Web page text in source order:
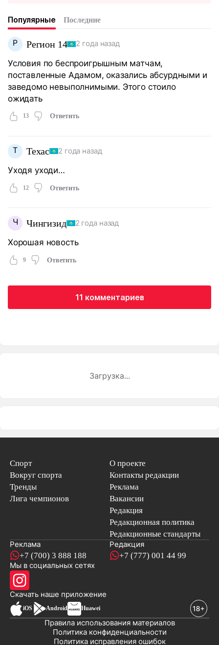
Популярные Последние
Р Регион 14 2 года назад
Условия по беспроигрышным матчам,
поставленные Адамом, оказались абсурдными и
заведомо невыполнимыми. Этого стоило
ожидать
13 Ответить
Т Техас 2 года назад
Уходя уходи…
12 Ответить
Ч Чингизид 2 года назад
Хорошая новость
9 Ответить
11 комментариев
Загрузка...
Спорт
Вокруг спорта
Тренды
Лига чемпионов
О проекте
Контакты редакции
Реклама
Вакансии
Редакция
Редакционная политика
Редакционные стандарты
Реклама
+7 (700) 3 888 188
Редакция
+7 (777) 001 44 99
Мы в социальных сетях
Скачать наше приложениеновостей
iOS Android Huawei
Политика исправления ошибок
Политика конфиденциальности
Правила использования материалов